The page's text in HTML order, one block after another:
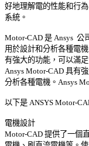
好地理解電的性能和行
系統。
Motor-CAD 是 Ansys
用於設計和分析各種電
有強大的功能，可以滿
Ansys Motor-CAD 具有
分析各種電機。Ansys
以下是 ANSYS Motor-
電機設計
Motor-CAD 提供了一個